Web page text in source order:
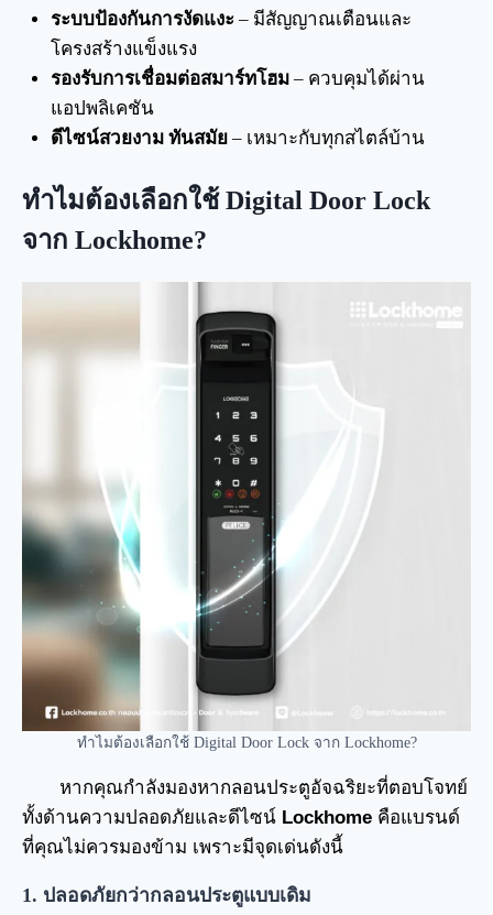
ระบบป้องกันการงัดแงะ– มีสัญญาณเตือนและ
โครงสร้างแข็งแรง
รองรับการเชื่อมต่อสมาร์ทโฮม– ควบคุมได้ผ่าน
แอปพลิเคชัน
ดีไซน์สวยงาม ทันสมัย– เหมาะกับทุกสไตล์บ้าน
ทำไมต้องเลือกใช้Digital Door Lock
จาก Lockhome?
ทำไมต้องเลือกใช้ Digital Door Lock จาก Lockhome?
หากคุณกำลังมองหากลอนประตูอัจฉริยะที่ตอบโจทย์
ทั้งด้านความปลอดภัยและดีไซน์ Lockhome คือแบรนด์
ที่คุณไม่ควรมองข้าม เพราะมีจุดเด่นดังนี้
1. ปลอดภัยกว่ากลอนประตูแบบเดิม